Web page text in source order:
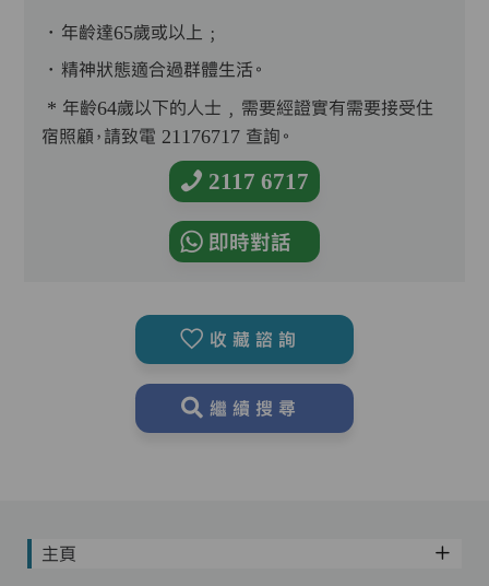
．年齡達65歲或以上﹔
．精神狀態適合過群體生活。
* 年齡64歲以下的人士﹐需要經證實有需要接受住
宿照顧，請致電 21176717 查詢。
2117 6717
即時對話
收藏諮詢
繼續搜尋
主頁